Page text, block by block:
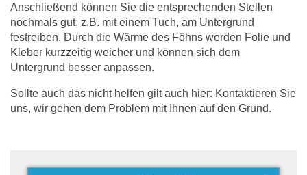
Anschließend können Sie die entsprechenden Stellen
nochmals gut, z.B. mit einem Tuch, am Untergrund
festreiben. Durch die Wärme des Föhns werden Folie und
Kleber kurzzeitig weicher und können sich dem
Untergrund besser anpassen.
Sollte auch das nicht helfen gilt auch hier: Kontaktieren Sie
uns, wir gehen dem Problem mit Ihnen auf den Grund.